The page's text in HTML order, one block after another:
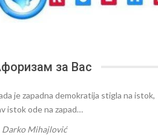
за Вас
je zapadna demokratija stigla na istok,
istok ode na zapad…
Darko Mihajlović